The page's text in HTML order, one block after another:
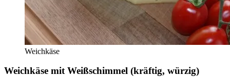
Weichkäse
Weichkäse mit Weißschimmel (kräftig, würzig)